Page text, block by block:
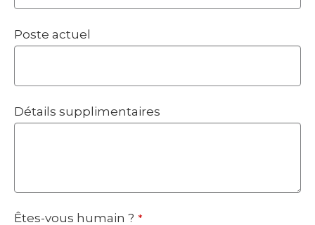
Poste actuel
Détails supplimentaires
Êtes-vous humain ? *